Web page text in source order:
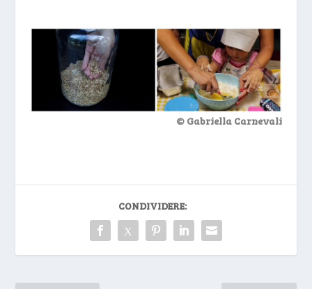
© Gabriella Carnevali
CONDIVIDERE: